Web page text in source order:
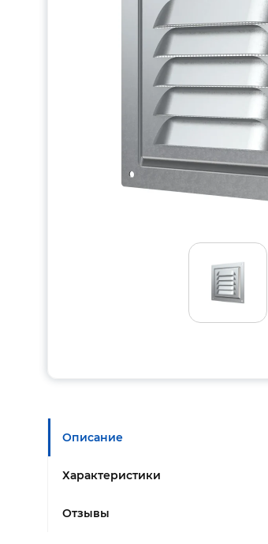
Описание
Характеристики
Отзывы